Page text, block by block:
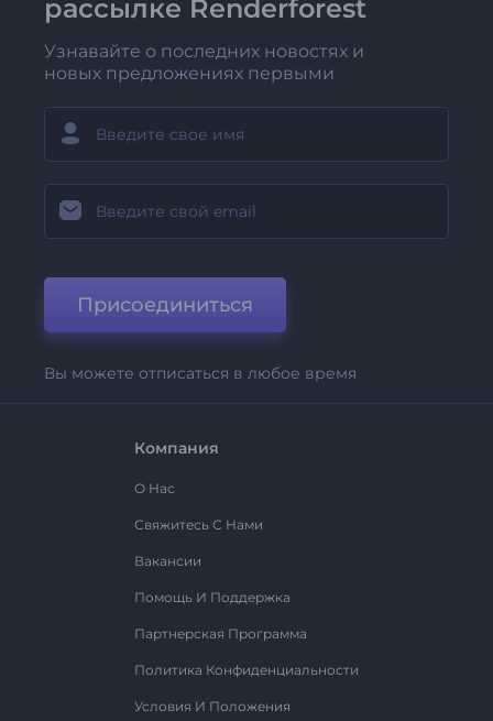
рассылке Renderforest
Узнавайте о последних новостях и
новых предложениях первыми
Присоединиться
Вы можете отписаться в любое время
Компания
О Нас
Свяжитесь С Нами
Вакансии
Помощь И Поддержка
Партнерская Программа
Политика Конфиденциальности
Условия И Положения